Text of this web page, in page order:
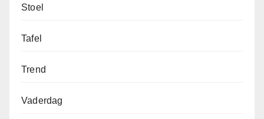
Stoel
Tafel
Trend
Vaderdag